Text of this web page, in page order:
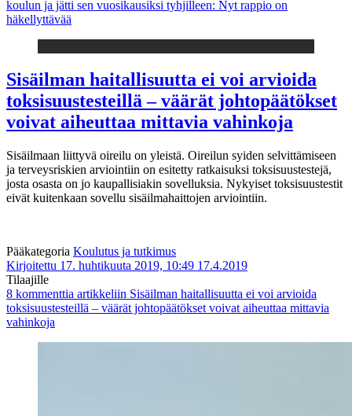
koulun ja jätti sen vuosikausiksi tyhjilleen: Nyt rappio on
häkellyttävää
Sisäilman haitallisuutta ei voi arvioida
toksisuustesteillä – väärät johtopäätökset
voivat aiheuttaa mittavia vahinkoja
Sisäilmaan liittyvä oireilu on yleistä. Oireilun syiden selvittämiseen
ja terveysriskien arviointiin on esitetty ratkaisuksi toksisuustestejä,
josta osasta on jo kaupallisiakin sovelluksia. Nykyiset toksisuustestit
eivät kuitenkaan sovellu sisäilmahaittojen arviointiin.
Pääkategoria Koulutus ja tutkimus
Kirjoitettu 17. huhtikuuta 2019, 10:49 17.4.2019
Tilaajille
8 kommenttia artikkeliin Sisäilman haitallisuutta ei voi arvioida
toksisuustesteillä – väärät johtopäätökset voivat aiheuttaa mittavia
vahinkoja